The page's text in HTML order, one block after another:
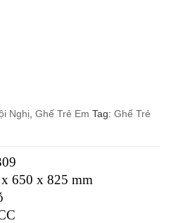
Nghị Ghế Trẻ Em Tag: Ghế Trẻ
650 x 825 mm